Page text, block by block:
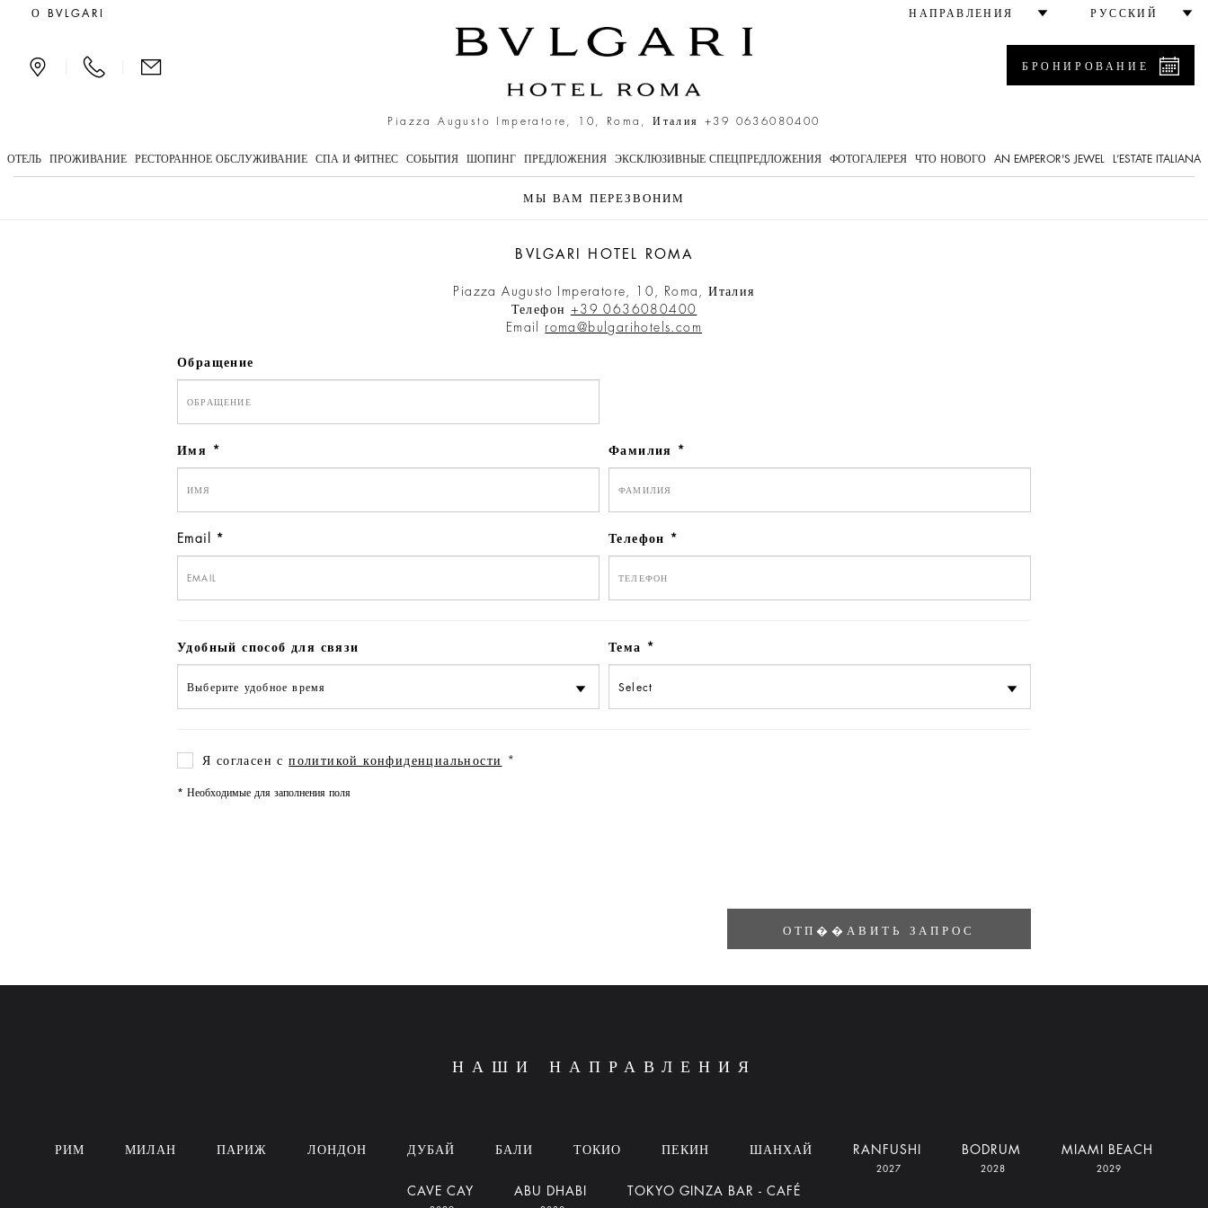
We will call you
О BVLGARI НАПРАВЛЕНИЯ РУССКИЙ
Piazza Augusto Imperatore, 10, Roma, Италия +39 0636080400
БРОНИРОВАНИЕ
ОТЕЛЬ ПРОЖИВАНИЕ РЕСТОРАННОЕ ОБСЛУЖИВАНИЕ СПА И ФИТНЕС СОБЫТИЯ ШОПИНГ ПРЕДЛОЖЕНИЯ ЭКСКЛЮЗИВНЫЕ СПЕЦПРЕДЛОЖЕНИЯ ФОТОГАЛЕРЕЯ ЧТО НОВОГО AN EMPEROR'S JEWEL L’ESTATE ITALIANA
МЫ ВАМ ПЕРЕЗВОНИМ
BVLGARI HOTEL ROMA
Piazza Augusto Imperatore, 10, Roma, Италия
Телефон +39 0636080400
Email
roma@bulgarihotels.com
Обращение
Имя Фамилия
Email Телефон
Удобный способ для связи Тема
Я согласен сполитикой конфиденциальности ‌*
* Необходимые для заполнения поля
ОТП��АВИТЬ ЗАПРОС
НАШИ НАПРАВЛЕНИЯ
РИМ МИЛАН ПАРИЖ ЛОНДОН ДУБАЙ БАЛИ ТОКИО ПЕКИН ШАНХАЙ RANFUSHI
2027
BODRUM
2028
MIAMI BEACH
2029
CAVE CAY ABU DHABI TOKYO GINZA BAR - CAFÉ